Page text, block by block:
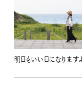
明日もいい日になります